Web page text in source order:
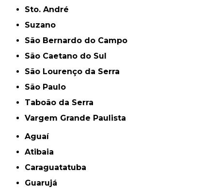
Sto. André
Suzano
São Bernardo do Campo
São Caetano do Sul
São Lourenço da Serra
São Paulo
Taboão da Serra
Vargem Grande Paulista
Aguaí
Atibaia
Caraguatatuba
Guarujá